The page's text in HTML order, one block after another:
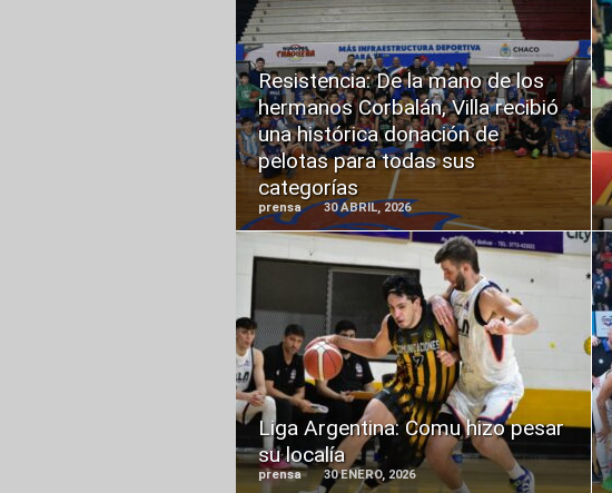
Resistencia: De la mano de los
hermanos Corbalán, Villa recibió
una histórica donación de
pelotas para todas sus
categorías
prensa 30 ABRIL, 2026
READ
MORE
Liga Argentina: Comu hizo pesar
su localía
prensa 30 ENERO, 2026
READ
MORE